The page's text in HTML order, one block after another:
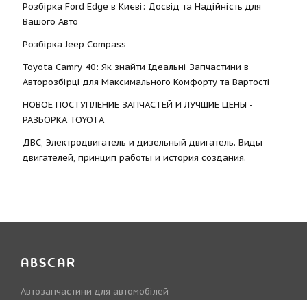
Розбірка Ford Edge в Києві: Досвід та Надійність для
Вашого Авто
Розбірка Jeep Compass
Toyota Camry 40: Як знайти Ідеальні Запчастини в
Авторозбірці для Максимального Комфорту та Вартості
НОВОЕ ПОСТУПЛЕНИЕ ЗАПЧАСТЕЙ И ЛУЧШИЕ ЦЕНЫ -
РАЗБОРКА TOYOTА
ДВС, Электродвигатель и дизельный двигатель. Виды
двигателей, принцип работы и история создания.
ABSCAR
Автозапчастини для автомобілей